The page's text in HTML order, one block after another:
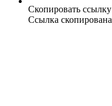
Скопировать ссылку
Ссылка скопирована